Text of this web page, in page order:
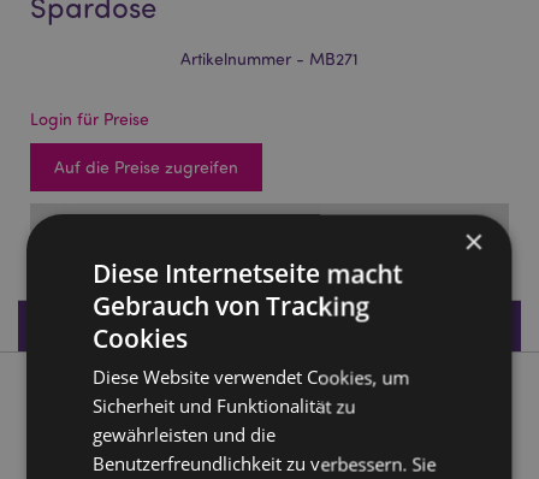
Artikelnummer - MB271
Login für Preise
Auf die Preise zugreifen
FÄLLIG: 23/11/2026
Produktdaten
Produktbeschreibung
Capybara Wasserschwein Keramik-Spardose
×
Diese Internetseite macht
Gebrauch von Tracking
Cookies
Diese Website verwendet Cookies, um
Sicherheit und Funktionalität zu
gewährleisten und die
Benutzerfreundlichkeit zu verbessern. Sie